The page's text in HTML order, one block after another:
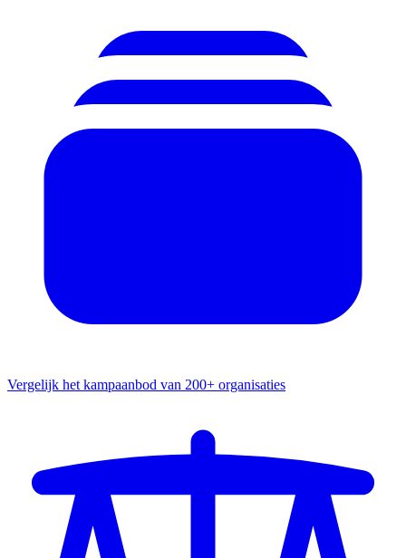
Vergelijk het kampaanbod van 200+ organisaties